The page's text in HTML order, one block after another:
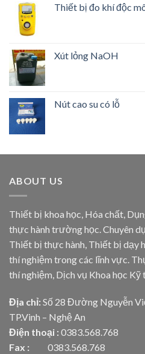
Thiết bị đo khí độc
Xút lỏng NaOH
Nút cao su có lỗ
ABOUT US
Thiết bị khoa học, Hóa chất,
thực hành trường học. Chuyên
Thiết bị thực hành, Thiết bị dạy
thí nghiệm trong các lĩnh vực.
thí nghiệm, Dịch vụ Khoa học Kỹ
Địa chỉ: Số 28 Đường Nguyễn
TP.Vinh – Nghệ An
Điện thoại : 0383.568.768
Fax : 0383.568.768